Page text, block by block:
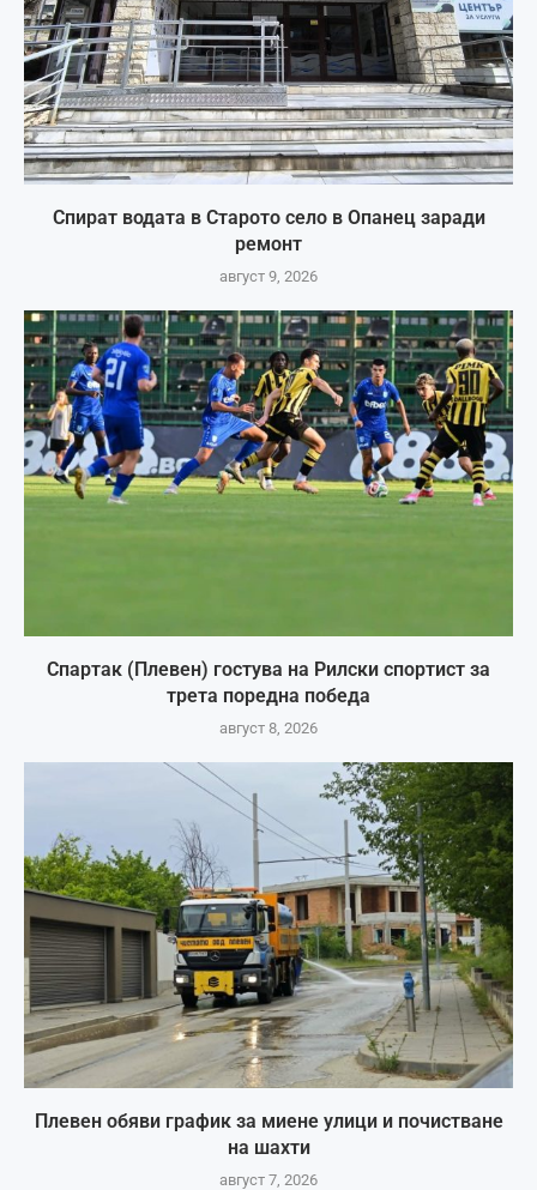
Спират водата в Старото село в Опанец заради
ремонт
август 9, 2026
Спартак (Плевен) гостува на Рилски спортист за
трета поредна победа
август 8, 2026
Плевен обяви график за миене улици и почистване
на шахти
август 7, 2026